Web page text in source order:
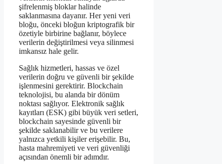
şifrelenmiş bloklar halinde
saklanmasına dayanır. Her yeni veri
bloğu, önceki bloğun kriptografik bir
özetiyle birbirine bağlanır, böylece
verilerin değiştirilmesi veya silinmesi
imkansız hale gelir.
Sağlık hizmetleri, hassas ve özel
verilerin doğru ve güvenli bir şekilde
işlenmesini gerektirir. Blockchain
teknolojisi, bu alanda bir dönüm
noktası sağlıyor. Elektronik sağlık
kayıtları (ESK) gibi büyük veri setleri,
blockchain sayesinde güvenli bir
şekilde saklanabilir ve bu verilere
yalnızca yetkili kişiler erişebilir. Bu,
hasta mahremiyeti ve veri güvenliği
açısından önemli bir adımdır.